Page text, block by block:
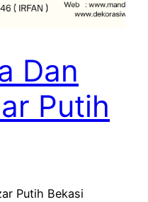
Dan
Putih
Putih Bekasi